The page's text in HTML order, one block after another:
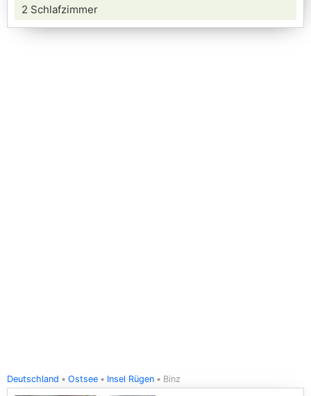
2 Schlafzimmer
Deutschland Ostsee Insel Rügen Binz